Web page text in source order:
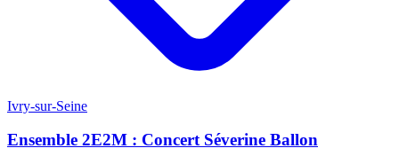
Ivry-sur-Seine
Ensemble 2E2M : Concert Séverine Ballon